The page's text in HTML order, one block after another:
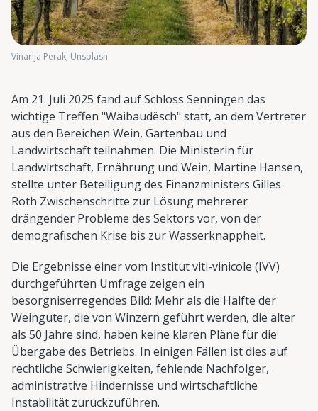
Vinarija Perak, Unsplash
Am 21. Juli 2025 fand auf Schloss Senningen das
wichtige Treffen "Wäibaudësch" statt, an dem Vertreter
aus den Bereichen Wein, Gartenbau und
Landwirtschaft teilnahmen. Die Ministerin für
Landwirtschaft, Ernährung und Wein, Martine Hansen,
stellte unter Beteiligung des Finanzministers Gilles
Roth Zwischenschritte zur Lösung mehrerer
drängender Probleme des Sektors vor, von der
demografischen Krise bis zur Wasserknappheit.
Die Ergebnisse einer vom Institut viti-vinicole (IVV)
durchgeführten Umfrage zeigen ein
besorgniserregendes Bild: Mehr als die Hälfte der
Weingüter, die von Winzern geführt werden, die älter
als 50 Jahre sind, haben keine klaren Pläne für die
Übergabe des Betriebs. In einigen Fällen ist dies auf
rechtliche Schwierigkeiten, fehlende Nachfolger,
administrative Hindernisse und wirtschaftliche
Instabilität zurückzuführen.